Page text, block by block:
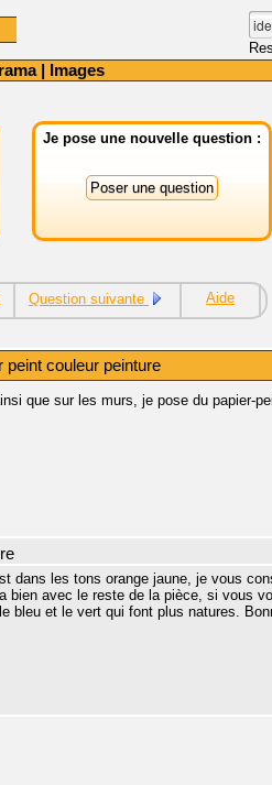
| Images
Je pose une nouvelle question :
Question suivante Aide
peint couleur peinture
que sur les murs, je pose du papier-
dans les tons orange jaune, je vous
bien avec le reste de la pièce, si vous
bleu et le vert qui font plus natures.